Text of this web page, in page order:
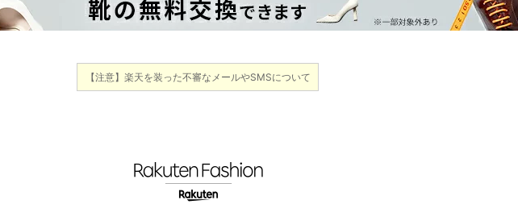
【注意】楽天を装った不審なメールやSMSについて